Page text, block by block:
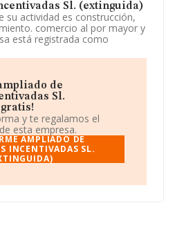
Sl. (extinguida)
su actividad es construcción,
comercio al por mayor y
está registrada como
5630 -
No realiza actividad de
ha disminuido un 100% y
en INFORMA, el
la compañía ha estado por
Incentivadas S.L.
está situada en
de
Sl.
y te regalamos el
esta empresa.
AMPLIADO DE
INCENTIVADAS SL.